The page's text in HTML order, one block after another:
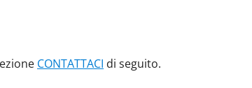
CONTATTACI di seguito.